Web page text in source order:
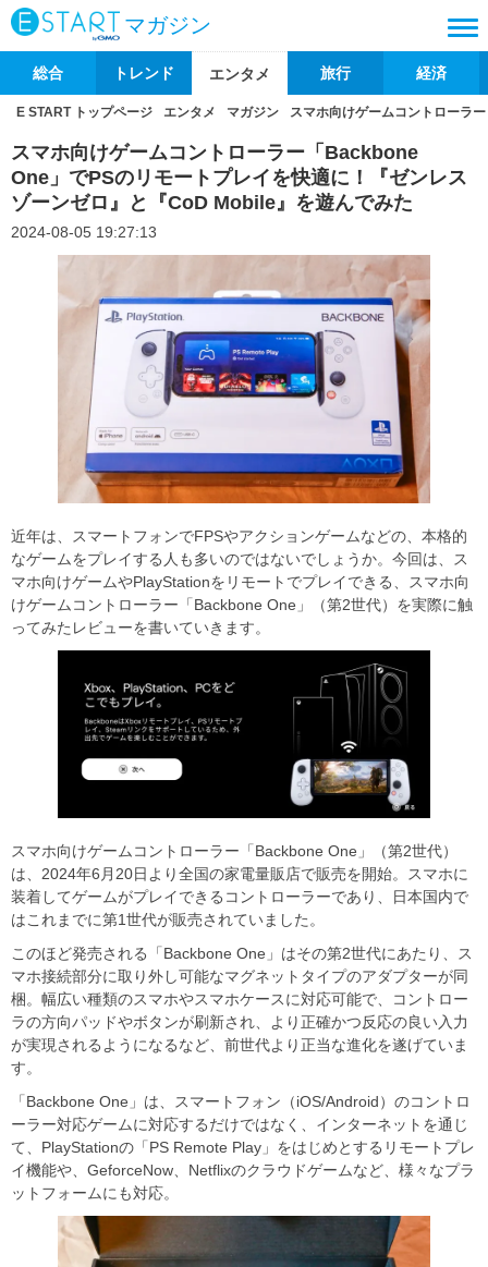
マガジン
総合 トレンド エンタメ 旅行 経済
E START トップページ エンタメ マガジン スマホ向けゲームコントローラ
スマホ向けゲームコントローラー「Backbone
One」でPSのリモートプレイを快適に！『ゼンレス
ゾーンゼロ』と『CoD Mobile』を遊んでみた
2024-08-05 19:27:13
近年は、スマートフォンでFPSやアクションゲームなどの、本格的
なゲームをプレイする人も多いのではないでしょうか。今回は、ス
マホ向けゲームやPlayStationをリモートでプレイできる、スマホ向
けゲームコントローラー「Backbone One」（第2世代）を実際に触
ってみたレビューを書いていきます。
スマホ向けゲームコントローラー「Backbone One」（第2世代）
は、2024年6⽉20⽇より全国の家電量販店で販売を開始。スマホに
装着してゲームがプレイできるコントローラーであり、⽇本国内で
はこれまでに第1世代が販売されていました。
このほど発売される「Backbone One」はその第2世代にあたり、ス
マホ接続部分に取り外し可能なマグネットタイプのアダプターが同
梱。幅広い種類のスマホやスマホケースに対応可能で、コントロー
ラの方向パッドやボタンが刷新され、より正確かつ反応の良い入力
が実現されるようになるなど、前世代より正当な進化を遂げていま
す。
「Backbone One」は、スマートフォン（iOS/Android）のコントロ
ーラー対応ゲームに対応するだけではなく、インターネットを通じ
て、PlayStationの「PS Remote Play」をはじめとするリモートプレ
イ機能や、GeforceNow、Netflixのクラウドゲームなど、様々なプラ
ットフォームにも対応。